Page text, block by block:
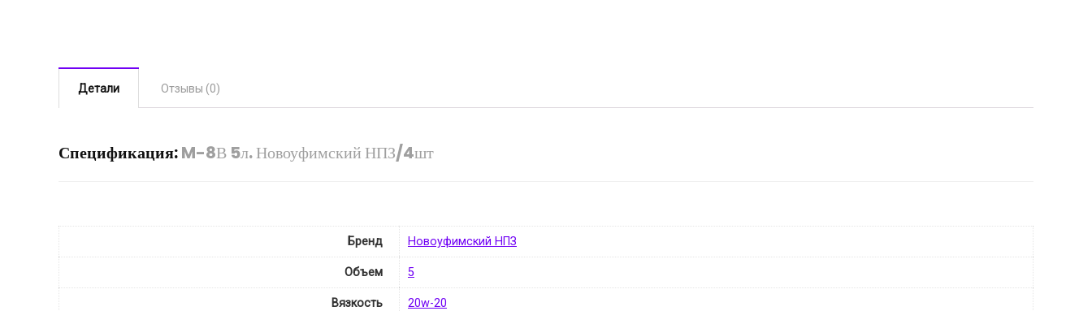
Детали Отзывы (0)
Спецификация:M-8В 5л. Новоуфимский НПЗ/4шт
Бренд Новоуфимский НПЗ
Объем 5
Вязкость 20w-20